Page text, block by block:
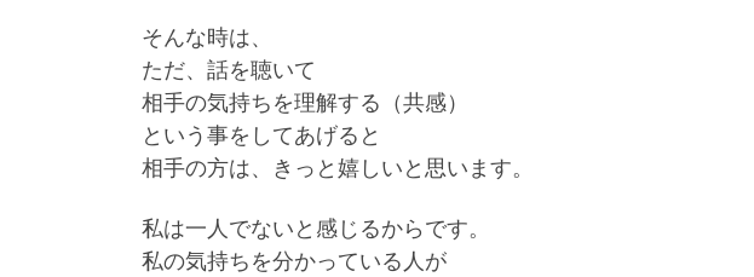
そんな時は、
ただ、話を聴いて
相手の気持ちを理解する（共感）
という事をしてあげると
相手の方は、きっと嬉しいと思います。
私は一人でないと感じるからです。
私の気持ちを分かっている人が